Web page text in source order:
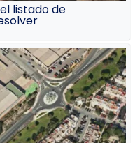
listado de